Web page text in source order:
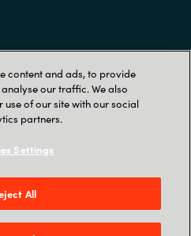
1, 6460
content and ads, to provide
our traffic. We also
of our site with our social
partners.
Settings
All